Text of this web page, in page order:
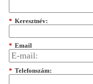
* Keresztnév:
* Email
* Telefonszám: